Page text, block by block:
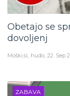
Obetajo se
dovoljenj
Moški.si hudo 22. Sep
ZABAVA